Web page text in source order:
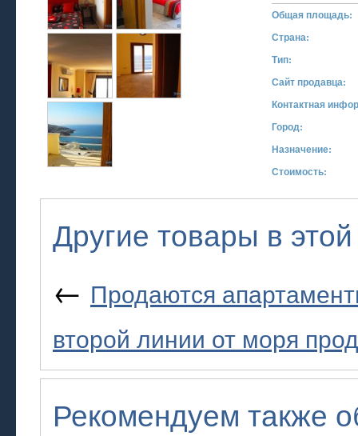
Общая площадь:
Страна:
Тип:
Сайт продавца:
Контактная
Город:
Назначение:
Стоимость:
Другие товары в
← Продаются
второй линии от моря
Рекомендуем также